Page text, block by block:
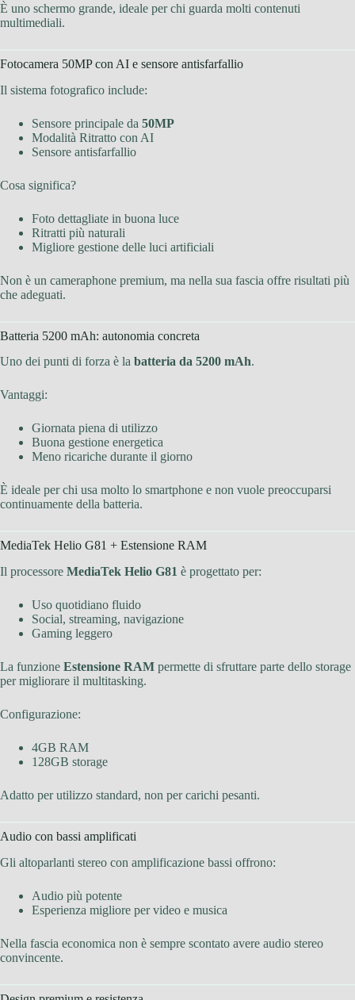
È uno schermo grande, ideale per chi guarda molti contenuti
multimediali.
Fotocamera 50MP con AI e sensore antisfarfallio
Il sistema fotografico include:
Sensore principale da 50MP
Modalità Ritratto con AI
Sensore antisfarfallio
Cosa significa?
Foto dettagliate in buona luce
Ritratti più naturali
Migliore gestione delle luci artificiali
Non è un cameraphone premium, ma nella sua fascia offre risultati più
che adeguati.
Batteria 5200 mAh: autonomia concreta
Uno dei punti di forza è la batteria da 5200 mAh.
Vantaggi:
Giornata piena di utilizzo
Buona gestione energetica
Meno ricariche durante il giorno
È ideale per chi usa molto lo smartphone e non vuole preoccuparsi
continuamente della batteria.
MediaTek Helio G81 + Estensione RAM
Il processore MediaTek Helio G81 è progettato per:
Uso quotidiano fluido
Social, streaming, navigazione
Gaming leggero
La funzione Estensione RAM permette di sfruttare parte dello storage
per migliorare il multitasking.
Configurazione:
4GB RAM
128GB storage
Adatto per utilizzo standard, non per carichi pesanti.
Audio con bassi amplificati
Gli altoparlanti stereo con amplificazione bassi offrono:
Audio più potente
Esperienza migliore per video e musica
Nella fascia economica non è sempre scontato avere audio stereo
convincente.